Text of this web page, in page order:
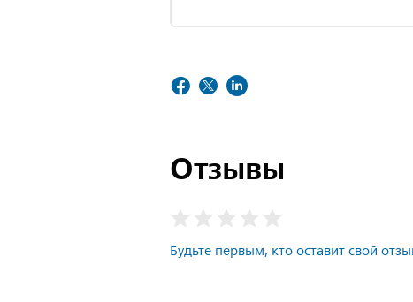
Отзывы
Будьте первым, кто оставит свой